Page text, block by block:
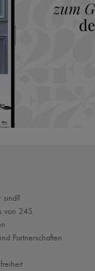
sind?
von 24S
Partnerschaften